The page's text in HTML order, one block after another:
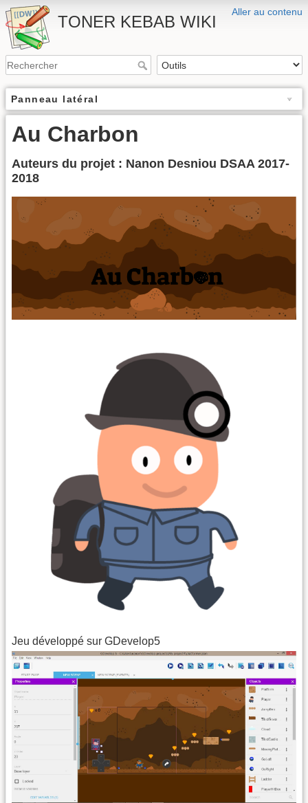
Aller au contenu
TONER KEBAB WIKI
Panneau latéral
Au Charbon
Auteurs du projet : Nanon Desniou DSAA 2017-
2018
Jeu développé sur GDevelop5